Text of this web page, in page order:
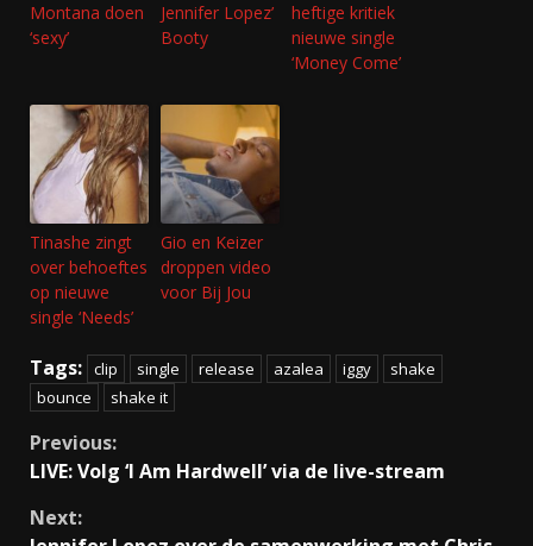
Montana doen
‘sexy’
Jennifer Lopez’
Booty
heftige kritiek
nieuwe single
‘Money Come’
Tinashe zingt
over behoeftes
op nieuwe
single ‘Needs’
Gio en Keizer
droppen video
voor Bij Jou
Tags: clip single release azalea iggy
shake
bounce
shake it
Continue
Reading
Previous:
LIVE: Volg ‘I Am Hardwell’ via de live-stream
Next: